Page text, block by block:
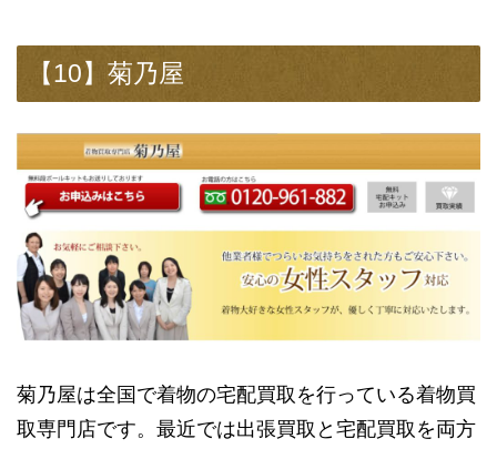
【10】菊乃屋
菊乃屋は全国で着物の宅配買取を行っている着物買
取専門店です。最近では出張買取と宅配買取を両方